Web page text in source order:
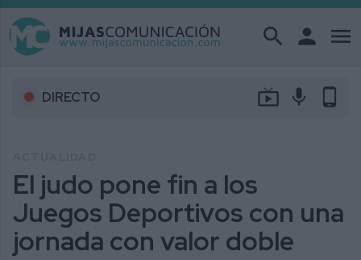
search person menu
DIRECTO live_tv mic phone_android
El judo pone fin a los
Juegos Deportivos con una
jornada con valor doble